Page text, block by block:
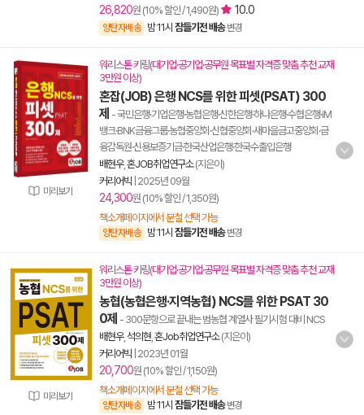
26,820원 (10% 할인 / 1,490원) 10.0
양탄자배송 밤 11시 잠들기전 배송 변경
미리보기
워리스톤 키링(대기업·공기업·공무원 목표별 자격증 맞춤 추천 교재
3만원 이상)
혼잡(JOB) 은행 NCS를 위한 피셋(PSAT) 300
제 - 국민은행·기업은행·농협은행·신한은행·하나은행·수협은행·iM
뱅크·BNK금융그룹·농협중앙회·신협중앙회·새마을금고중앙회·금
융감독원·신용보증기금·한국산업은행·한국수출입은행
배현우, 혼JOB취업연구소(지은이)
커리어빅 2025년 09월
24,300원 (10% 할인 / 1,350원)
책소개페이지에서 분철 선택 가능
양탄자배송 밤 11시 잠들기전 배송 변경
미리보기
워리스톤 키링(대기업·공기업·공무원 목표별 자격증 맞춤 추천 교재
3만원 이상)
농협(농협은행·지역농협) NCS를 위한 PSAT 30
0제 - 300문항으로 끝내는 범농협 계열사 필기시험 대비 NCS
배현우, 석의현 혼Job취업연구소(지은이)
커리어빅 2023년 01월
20,700원 (10% 할인 / 1,150원)
책소개페이지에서 분철 선택 가능
양탄자배송 밤 11시 잠들기전 배송 변경